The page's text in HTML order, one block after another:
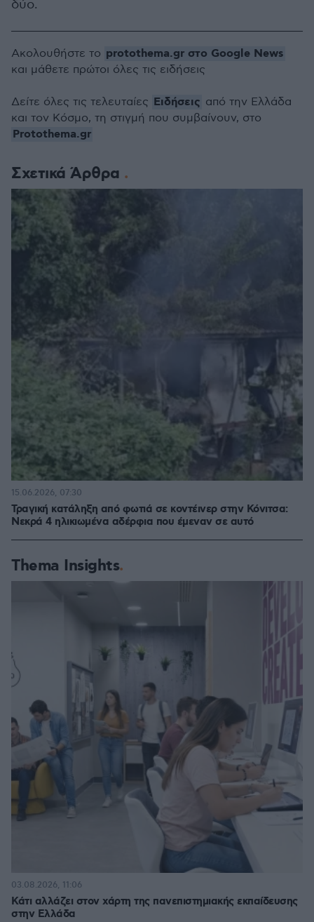
δύο.
Σχετικά Άρθρα
Τραγική κατάληξη από φωτιά σε κοντέινερ στην Κόνιτσα:
Νεκρά 4 ηλικιωμένα αδέρφια που έμεναν σε αυτό
15.06.2026, 07:30
Thema Insights
Κάτι αλλάζει στον χάρτη της πανεπιστημιακής εκπαίδευσης
στην Ελλάδα
03.08.2026, 11:06
Ακολουθήστε το protothema.gr στο Google News
και μάθετε πρώτοι όλες τις ειδήσεις
Δείτε όλες τις τελευταίες Ειδήσεις από την Ελλάδα
και τον Κόσμο, τη στιγμή που συμβαίνουν, στο
Protothema.gr